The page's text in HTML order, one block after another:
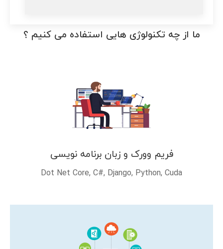
ما از چه تکنولوژی هایی استفاده می کنیم ؟
فریم وورک و زبان برنامه نویسی
Dot Net Core, C#, Django, Python, Cuda